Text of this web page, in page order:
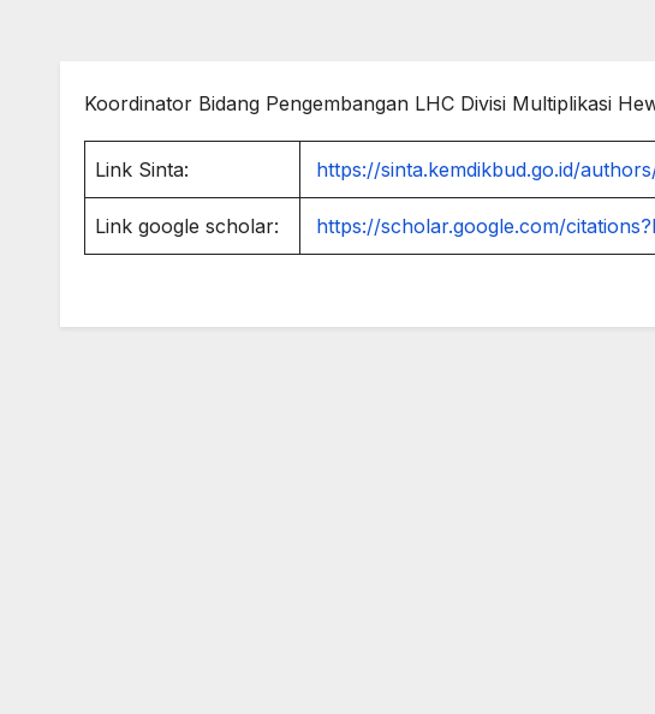
Koordinator Bidang Pengembangan LHC Divisi Multiplikasi
Link Sinta: https://sinta.kemdikbud.go.id/
Link google scholar: https://scholar.google.com/